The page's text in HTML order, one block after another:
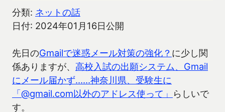
分類: ネットの話
日付: 2024年01月16日公開
先日のGmailで迷惑メール対策の強化？ に少し関
係ありますが、 高校入試の出願システム、Gmail
にメール届かず……神奈川県、受験生に
「@gmail.com以外のアドレス使って」 らしいで
す。